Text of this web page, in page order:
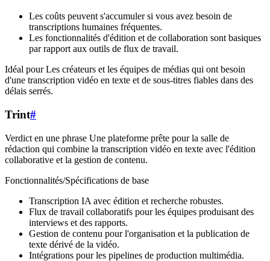
Les coûts peuvent s'accumuler si vous avez besoin de
transcriptions humaines fréquentes.
Les fonctionnalités d'édition et de collaboration sont basiques
par rapport aux outils de flux de travail.
Idéal pour Les créateurs et les équipes de médias qui ont besoin
d'une transcription vidéo en texte et de sous-titres fiables dans des
délais serrés.
Trint#
Verdict en une phrase Une plateforme prête pour la salle de
rédaction qui combine la transcription vidéo en texte avec l'édition
collaborative et la gestion de contenu.
Fonctionnalités/Spécifications de base
Transcription IA avec édition et recherche robustes.
Flux de travail collaboratifs pour les équipes produisant des
interviews et des rapports.
Gestion de contenu pour l'organisation et la publication de
texte dérivé de la vidéo.
Intégrations pour les pipelines de production multimédia.